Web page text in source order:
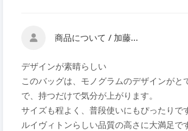
商品について / 加藤...
デザインが素晴らしい
このバッグは、モノグラムのデザインがと
で、持つだけで気分が上がります。
サイズも程よく、普段使いにもぴったりで
ルイヴィトンらしい品質の高さに大満足で